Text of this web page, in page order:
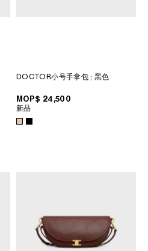
DOCTOR小号手拿包; 黑色
MOP$ 24,500
新品